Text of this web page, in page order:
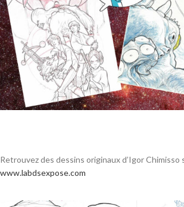
Retrouvez des dessins originaux d’Igor Chimisso
www.labdsexpose.com